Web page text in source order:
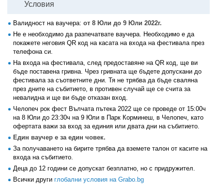
Условия
Валидност на ваучера: от 8 Юли до 9 Юли 2022г.
Не е необходимо да разпечатвате ваучера. Необходимо е да
покажете неговия QR код на касата на входа на фестивала през
телефона си.
На входа на фестивала, след предоставяне на QR код, ще ви
бъде поставена гривна. Чрез гривната ще бъдете допускани до
фестивала за съответните дни. Тя не трябва да бъде сваляна
през дните на събитието, в противен случай ще се счита за
невалидна и ще ви бъде отказан вход.
Челопеч рок фест Вълчата пътека 2022 ще се проведе от 15:00ч
на 8 Юли до 23:30ч на 9 Юли в Парк Корминеш, в Челопеч, като
офертата важи за вход за единия или двата дни на събитието.
Един ваучер е за един човек.
За получаването на бирите трябва да вземете талон от касите на
входа на събитието.
Деца до 12 години се допускат безплатно, но с придружител.
Всички други глобални условия на Grabo.bg